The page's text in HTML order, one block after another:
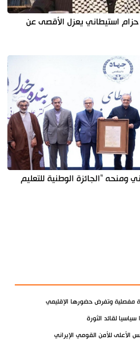
استيطاني يعزل الأقصى عن
ومنحه "الجائزة الوطنية للتعليم
مفصلية وتفرض حضورها الإقليمي
لقائد الثورة
الأعلى للأمن القومي الإيراني